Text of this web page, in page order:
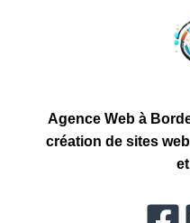
Agence Web à
création de sites
et